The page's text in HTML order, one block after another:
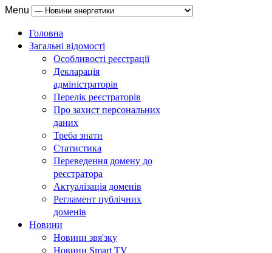
Menu
Головна
Загальні відомості
Особливості реєстрації
Декларація
адміністраторів
Перелік реєстраторів
Про захист персональних
даних
Треба знати
Статистика
Переведення домену до
реєстратора
Актуалізація доменів
Регламент публічних
доменів
Новини
Новини звя'зку
Новини Smart TV